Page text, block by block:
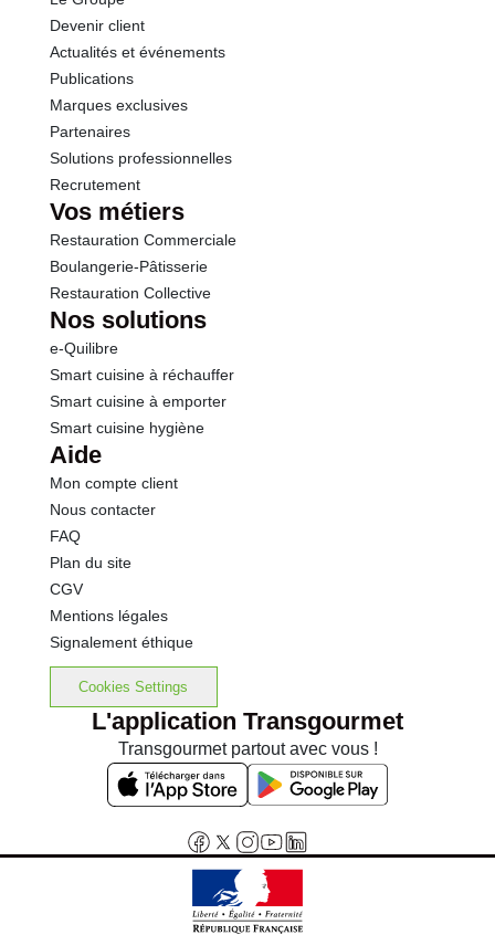
Vitamine D
Calcium
Devenir client
Actualités et événements
Publications
Marques exclusives
Partenaires
Solutions professionnelles
Recrutement
Vos métiers
Restauration Commerciale
Boulangerie-Pâtisserie
Restauration Collective
Nos solutions
e-Quilibre
Smart cuisine à réchauffer
Smart cuisine à emporter
Smart cuisine hygiène
Aide
Mon compte client
Nous contacter
FAQ
Plan du site
CGV
Mentions légales
Signalement éthique
Cookies Settings
L'application Transgourmet
Transgourmet partout avec vous !